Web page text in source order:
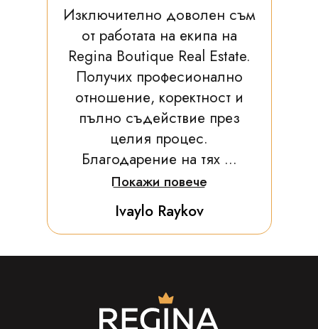
Изключително доволен съм
от работата на екипа на
Regina Boutique Real Estate.
Получих професионално
отношение, коректност и
пълно съдействие през
целия процес.
Благодарение на тях ...
Покажи повече
Ivaylo Raykov